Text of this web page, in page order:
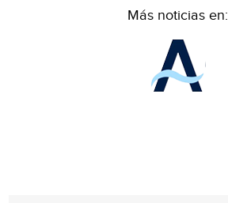
Más noticias en: